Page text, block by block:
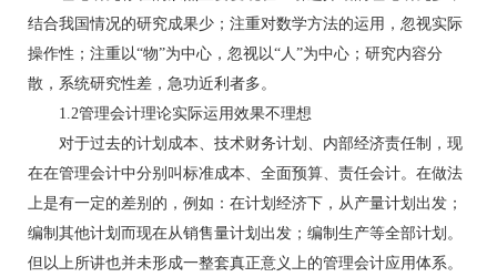
结合我国情况的研究成果少；注重对数学方法的运用，忽视实际
操作性；注重以“物”为中心，忽视以“人”为中心；研究内容分
散，系统研究性差，急功近利者多。
1.2管理会计理论实际运用效果不理想
对于过去的计划成本、技术财务计划、内部经济责任制，现
在在管理会计中分别叫标准成本、全面预算、责任会计。在做法
上是有一定的差别的，例如：在计划经济下，从产量计划出发；
编制其他计划而现在从销售量计划出发；编制生产等全部计划。
但以上所讲也并未形成一整套真正意义上的管理会计应用体系。